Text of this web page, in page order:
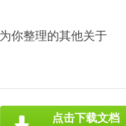
你整理的其他关于
点击下载文档